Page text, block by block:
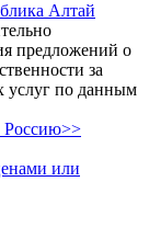
Алтай
предложений о
за
услуг по данным
Россию>>
или